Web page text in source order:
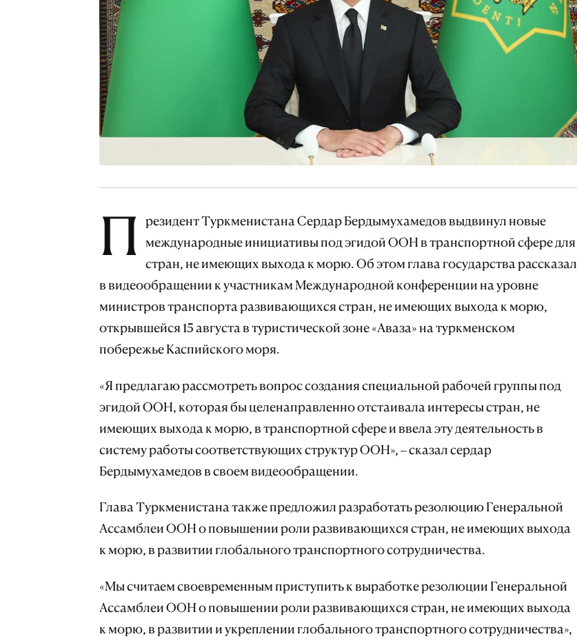
П резидент Туркменистана Сердар Бердымухамедов выдвинул новые
международные инициативы под эгидой ООН в транспортной сфере для
стран, не имеющих выхода к морю. Об этом глава государства рассказал
в видеообращении к участникам Международной конференции на уровне
министров транспорта развивающихся стран, не имеющих выхода к морю,
открывшейся 15 августа в туристической зоне «Аваза» на туркменском
побережье Каспийского моря.
«Я предлагаю рассмотреть вопрос создания специальной рабочей группы под
эгидой ООН, которая бы целенаправленно отстаивала интересы стран, не
имеющих выхода к морю, в транспортной сфере и ввела эту деятельность в
систему работы соответствующих структур ООН», – сказал сердар
Бердымухамедов в своем видеообращении.
Глава Туркменистана также предложил разработать резолюцию Генеральной
Ассамблеи ООН о повышении роли развивающихся стран, не имеющих выхода
к морю, в развитии глобального транспортного сотрудничества.
«Мы считаем своевременным приступить к выработке резолюции Генеральной
Ассамблеи ООН о повышении роли развивающихся стран, не имеющих выхода
к морю, в развитии и укреплении глобального транспортного сотрудничества»,